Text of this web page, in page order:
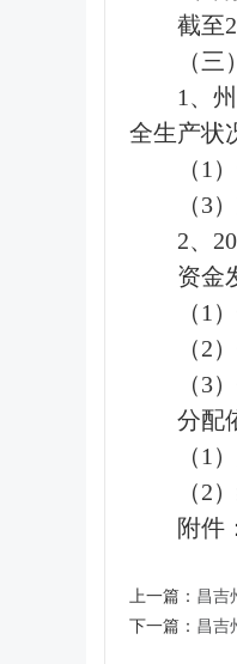
截至
（
1、
全生产状
（1
（3
2、
资金
（1
（2
（3
分配
（1
（2
附件：
上一篇： 昌吉
下一篇： 昌吉